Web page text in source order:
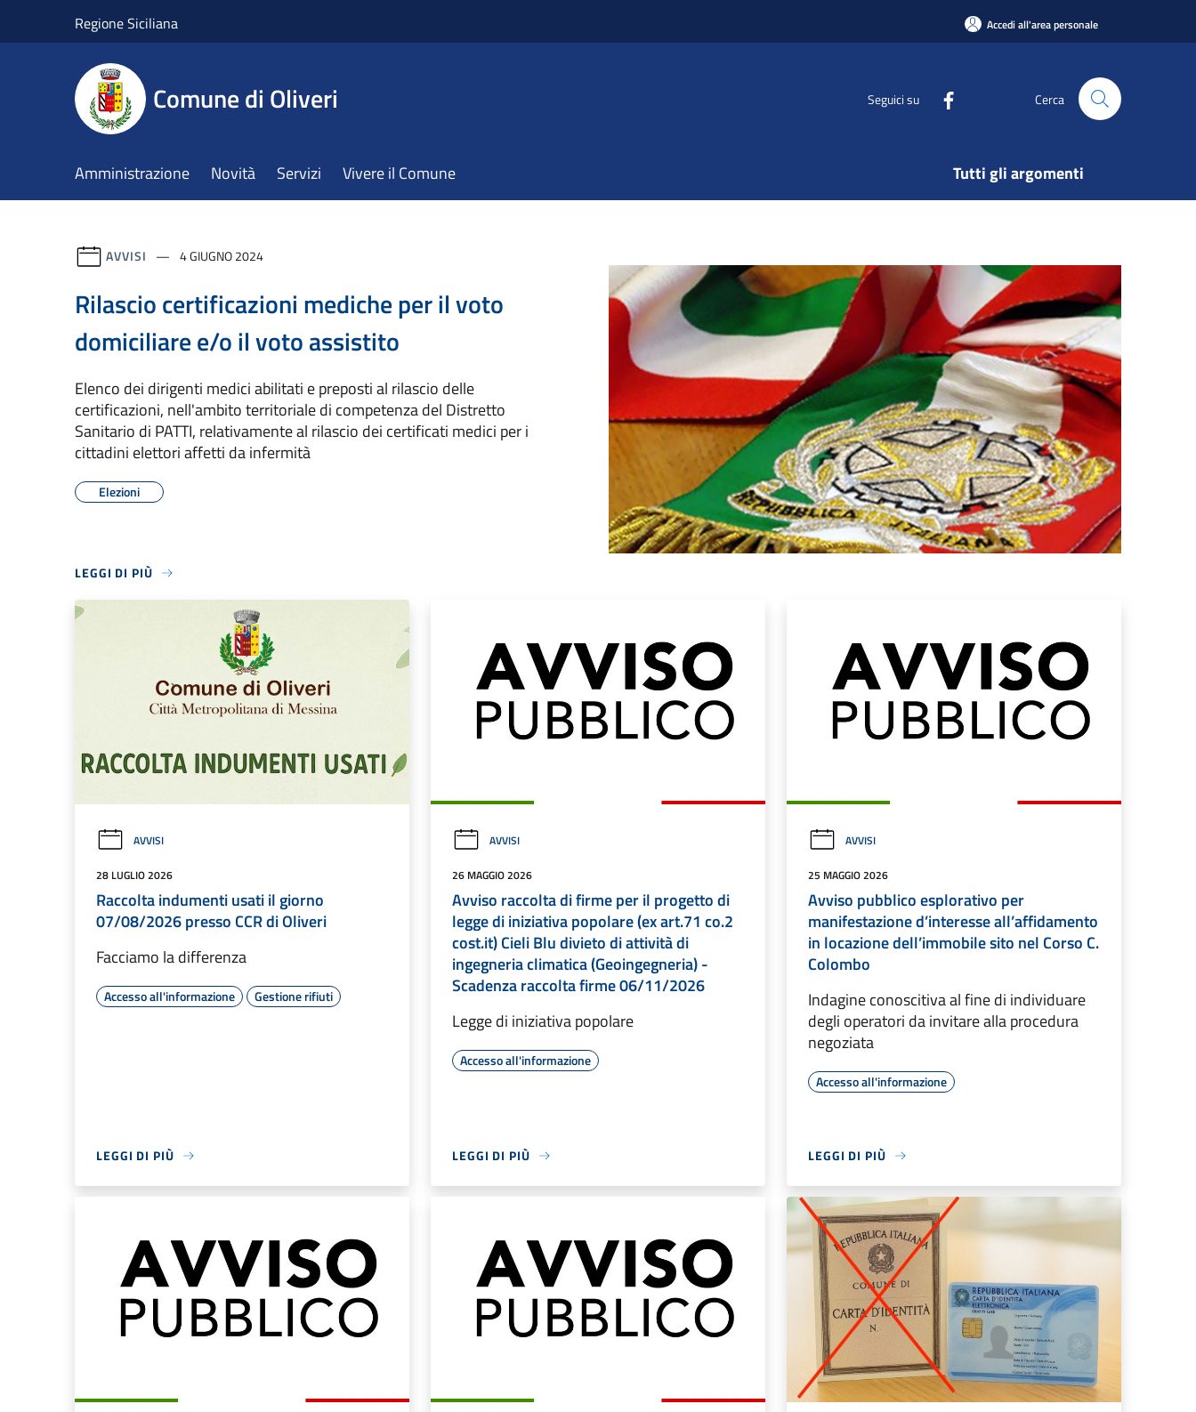
Regione Siciliana Accedi all'area personale
Comune di Oliveri Seguici su Cerca
Amministrazione Novità Servizi Vivere il Comune Tutti gli argomenti
AVVISI 4 GIUGNO 2024
Rilascio certificazioni mediche per il voto
domiciliare e/o il voto assistito
Elenco dei dirigenti medici abilitati e preposti al rilascio delle
certificazioni, nell'ambito territoriale di competenza del Distretto
Sanitario di PATTI, relativamente al rilascio dei certificati medici per i
cittadini elettori affetti da infermità
Elezioni
LEGGI DI PIÙ
AVVISI
28 LUGLIO 2026
Raccolta indumenti usati il giorno
07/08/2026 presso CCR di Oliveri
Facciamo la differenza
Accesso all'informazione Gestione rifiuti
LEGGI DI PIÙ
AVVISI
26 MAGGIO 2026
Avviso raccolta di firme per il progetto di
legge di iniziativa popolare (ex art.71 co.2
cost.it) Cieli Blu divieto di attività di
ingegneria climatica (Geoingegneria) -
Scadenza raccolta firme 06/11/2026
Legge di iniziativa popolare
Accesso all'informazione
LEGGI DI PIÙ
AVVISI
25 MAGGIO 2026
Avviso pubblico esplorativo per
manifestazione d’interesse all’affidamento
in locazione dell’immobile sito nel Corso C.
Colombo
Indagine conoscitiva al fine di individuare
degli operatori da invitare alla procedura
negoziata
Accesso all'informazione
LEGGI DI PIÙ